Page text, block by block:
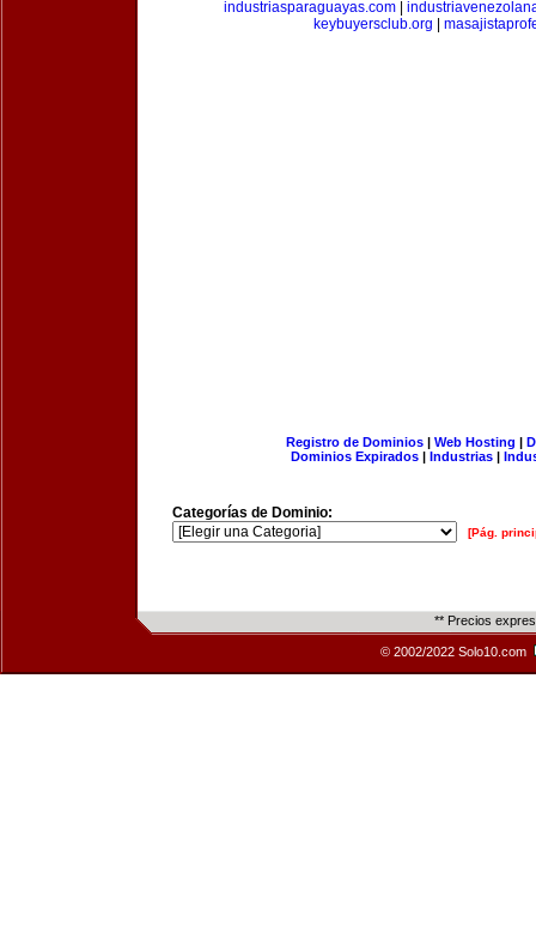
industriasparaguayas.com
keybuyersclub.org
Registro de Dominios| Web Hosting |
Dominios Expirados | Industrias |
Categorías de Dominio:
[Pág.
** Precios
© 2002/2022 Solo10.com